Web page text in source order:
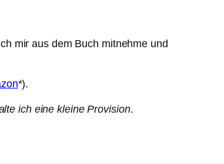
mir aus dem Buch mitnehme und
*).
ich eine kleine Provision.